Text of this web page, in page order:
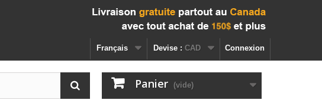
Connexion
Devise : CAD
Français
Panier (vide)